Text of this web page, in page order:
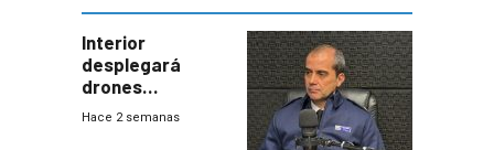
Interior
desplegará
drones
autónomos para
Hace 2 semanas